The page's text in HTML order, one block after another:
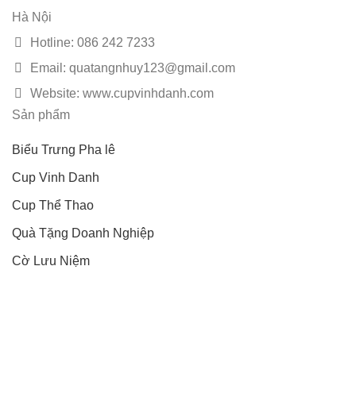
Hà Nội
Hotline: 086 242 7233
Email: quatangnhuy123@gmail.com
Website: www.cupvinhdanh.com
Sản phẩm
Biểu Trưng Pha lê
Cup Vinh Danh
Cup Thể Thao
Quà Tặng Doanh Nghiệp
Cờ Lưu Niệm